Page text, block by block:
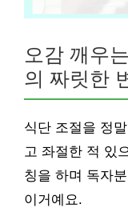
오감 깨우
의 짜릿한
식단 조절을 정
고 좌절한 적 있
칭을 하며 독자
이거예요.